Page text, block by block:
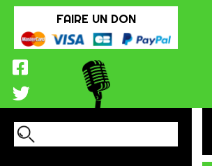
FAIRE UN DON